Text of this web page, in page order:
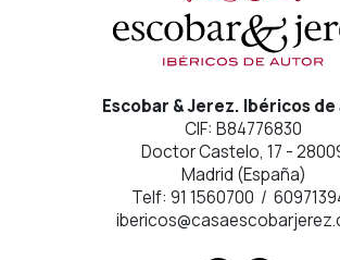
Escobar & Jerez. Ibéricos
CIF: B84776830
Doctor Castelo, 17 -
Madrid (España)
Telf: 91 1560700 /